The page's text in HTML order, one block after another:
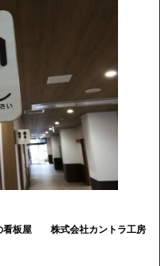
看板屋 株式会社カントラ工房